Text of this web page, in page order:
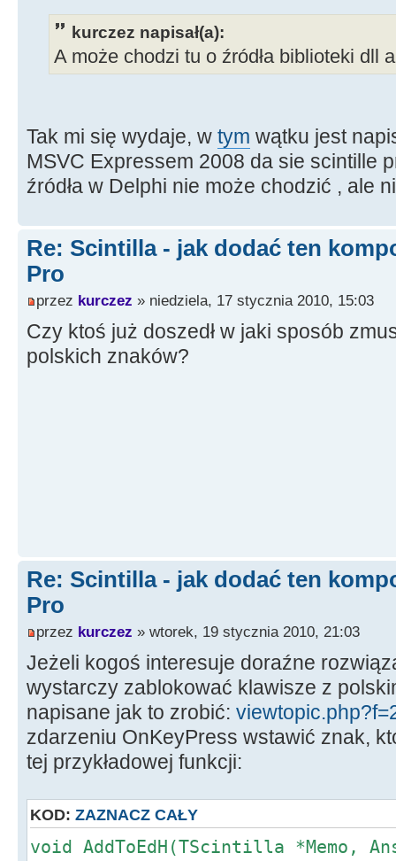
kurczez napisał(a):
A może chodzi tu o źródła biblioteki dll
Tak mi się wydaje, w tym wątku jest
MSVC Expressem 2008 da sie scintille
źródła w Delphi nie może chodzić , ale
Re: Scintilla - jak dodać ten
Pro
przez kurczez » niedziela, 17 stycznia 2010, 15:03
Czy ktoś już doszedł w jaki sposób
polskich znaków?
Re: Scintilla - jak dodać ten
Pro
przez kurczez » wtorek, 19 stycznia 2010, 21:03
Jeżeli kogoś interesuje doraźne
wystarczy zablokować klawisze z
napisane jak to zrobić:
zdarzeniu OnKeyPress wstawić znak,
tej przykładowej funkcji:
KOD: ZAZNACZ CAŁY
void AddToEdH(TScintilla *Memo,